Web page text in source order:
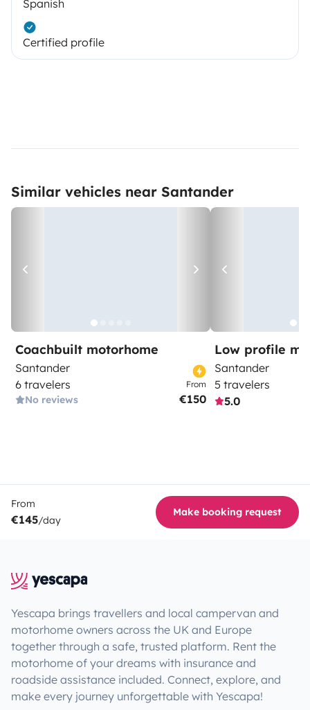
Spanish
Certified profile
Similar vehicles near Santander
Coachbuilt motorhome
Santander
6 travelers
No reviews
From
€150
Low profile
Santander
5 travelers
5.0
From
€145/day
Make booking request
Yescapa brings travellers and local campervan and
motorhome owners across the UK and Europe
together through a safe, trusted platform. Rent the
motorhome of your dreams with insurance and
roadside assistance included. Connect, explore, and
make every journey unforgettable with Yescapa!